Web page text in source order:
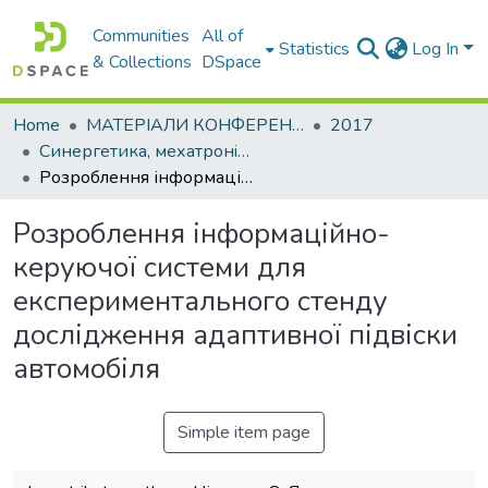
Communities
& Collections
All of
DSpace
Statistics Log In
Home МАТЕРІАЛИ КОНФЕРЕНЦІЙ
2017
Синергетика, мехатронiка, телематика дорожнiх машин i систем у навчальному процесi та науцi
Розроблення інформаційно-керуючої системи для експериментального стенду дослідження адаптивної підвіски автомобіля
Розроблення інформаційно-
керуючої системи для
експериментального стенду
дослідження адаптивної підвіски
автомобіля
Simple item page